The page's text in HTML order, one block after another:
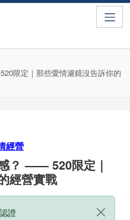
限定｜那些愛情濾鏡沒告訴你的
經營
？ —— 520限定｜
經營實戰
證